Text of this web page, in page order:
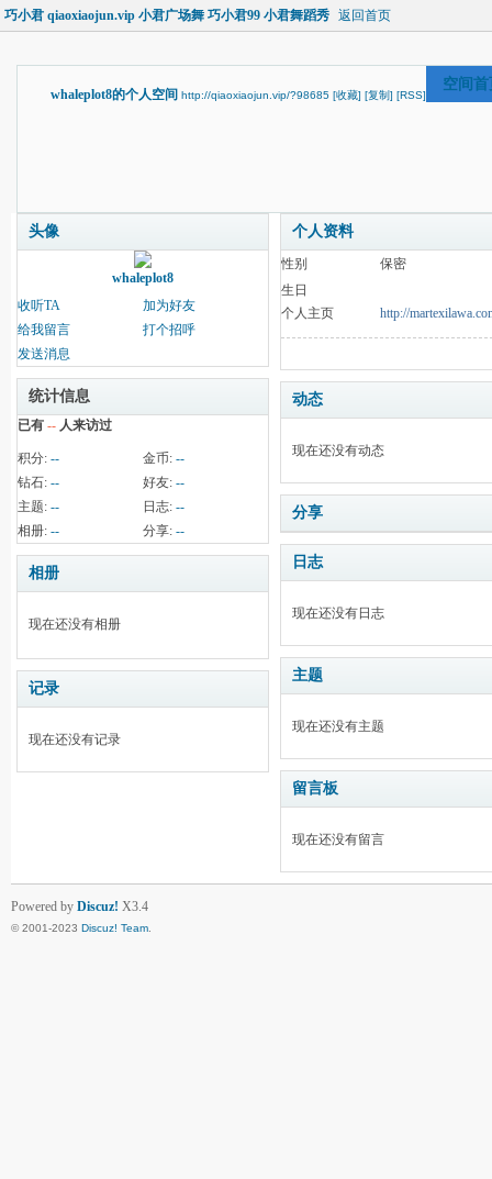
巧小君 qiaoxiaojun.vip 小君广场舞 巧小君99 小君舞蹈秀 返回首页
whaleplot8的个人空间 http://qiaoxiaojun.vip/?98685 [收藏] [复制] [RSS]
空间首
头像
whaleplot8
收听TA
加为好友
给我留言
打个招呼
发送消息
统计信息
已有 -- 人来访过
积分: -- 金币: --
钻石: -- 好友: --
主题: -- 日志: --
相册: -- 分享: --
相册
现在还没有相册
记录
现在还没有记录
个人资料
性别
保密
生日
个人主页
http://
动态
现在还没有动态
分享
日志
现在还没有日志
主题
现在还没有主题
留言板
现在还没有留言
Powered by Discuz! X3.4
© 2001-2023 Discuz! Team